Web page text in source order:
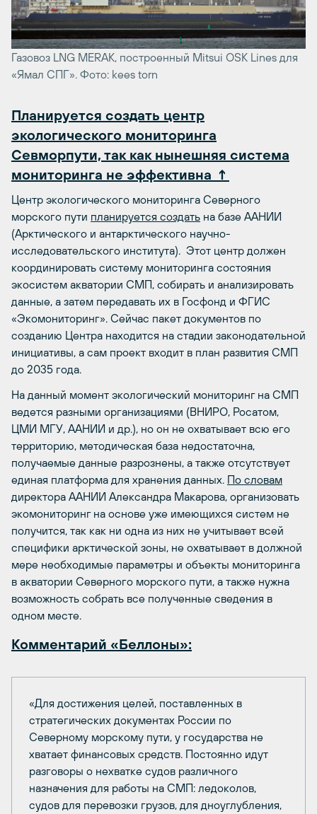
Газовоз LNG MERAK, построенный Mitsui OSK Lines для
«Ямал СПГ». Фото: kees torn
Планируется создать центр
экологического мониторинга
Севморпути, так как нынешняя система
мониторинга не эффективна ↑
Центр экологического мониторинга Северного
морского пути планируется создать на базе ААНИИ
(Арктического и антарктического научно-
исследовательского института). Этот центр должен
координировать систему мониторинга состояния
экосистем акватории СМП, собирать и анализировать
данные, а затем передавать их в Госфонд и ФГИС
«Экомониторинг». Сейчас пакет документов по
созданию Центра находится на стадии законодательной
инициативы, а сам проект входит в план развития СМП
до 2035 года.
На данный момент экологический мониторинг на СМП
ведется разными организациями (ВНИРО, Росатом,
ЦМИ МГУ, ААНИИ и др.), но он не охватывает всю его
территорию, методическая база недостаточна,
получаемые данные разрознены, а также отсутствует
единая платформа для хранения данных. По словам
директора ААНИИ Александра Макарова, организовать
экомониторинг на основе уже имеющихся систем не
получится, так как ни одна из них не учитывает всей
специфики арктической зоны, не охватывает в должной
мере необходимые параметры и объекты мониторинга
в акватории Северного морского пути, а также нужна
возможность собрать все полученные сведения в
одном месте.
Комментарий «Беллоны»:
«Для достижения целей, поставленных в
стратегических документах России по
Северному морскому пути, у государства не
хватает финансовых средств. Постоянно идут
разговоры о нехватке судов различного
назначения для работы на СМП: ледоколов,
судов для перевозки грузов, для дноуглубления,